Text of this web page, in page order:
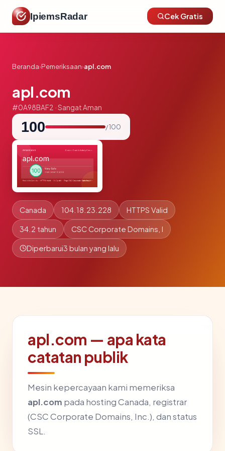
IpiemsRadar Cek Gratis
Beranda›Pemeriksaan›apl.com
apl.com
#0A98BAF2 · Sangat Aman
100 / 100
Canada 104.18.23.228 HTTPS Valid
34.2 tahun CSC Corporate Domains, I
Diperbarui3 bulan yang lalu
apl.com — apa kata
catatan publik
Mesin kepercayaan kami memeriksa
apl.com pada hosting Canada, registrar
(CSC Corporate Domains, Inc.), dan status
SSL.